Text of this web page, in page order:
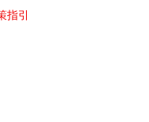
指引